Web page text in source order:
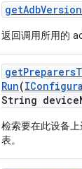
getAdbVersion
返回调用所用的
getPreparers
Run(
String device
检索要在此设备
表。